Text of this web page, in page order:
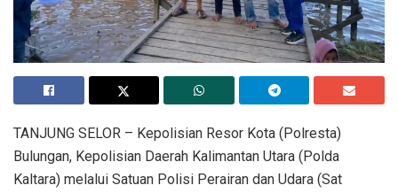
​TANJUNG SELOR – Kepolisian Resor Kota (Polresta)
Bulungan, Kepolisian Daerah Kalimantan Utara (Polda
Kaltara) melalui Satuan Polisi Perairan dan Udara (Sat